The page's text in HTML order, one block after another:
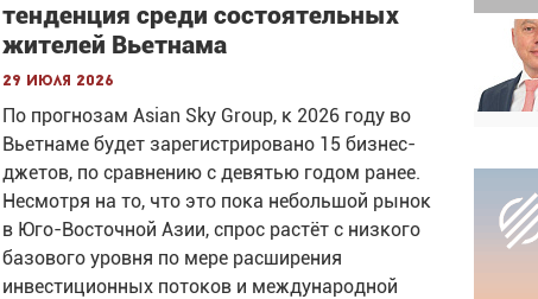
тенденция среди состоятельных
жителей Вьетнама
29 июля 2026
По прогнозам Asian Sky Group, к 2026 году во
Вьетнаме будет зарегистрировано 15 бизнес-
джетов, по сравнению с девятью годом ранее.
Несмотря на то, что это пока небольшой рынок
в Юго-Восточной Азии, спрос растёт с низкого
базового уровня по мере расширения
инвестиционных потоков и международной